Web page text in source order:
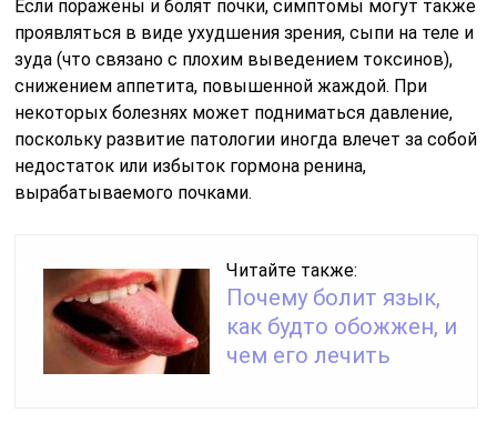
Если поражены и болят почки, симптомы могут также
проявляться в виде ухудшения зрения, сыпи на теле и
зуда (что связано с плохим выведением токсинов),
снижением аппетита, повышенной жаждой. При
некоторых болезнях может подниматься давление,
поскольку развитие патологии иногда влечет за собой
недостаток или избыток гормона ренина,
вырабатываемого почками.
Читайте также:
Почему болит язык,
как будто обожжен, и
чем его лечить